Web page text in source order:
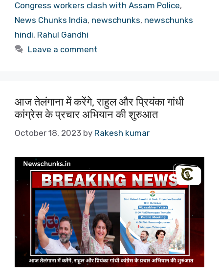
Congress workers clash with Assam Police,
News Chunks India, newschunks, newschunks
hindi, Rahul Gandhi
Leave a comment
आज तेलंगाना में करेंगे, राहुल और प्रियंका गांधी
कांग्रेस के प्रचार अभियान की शुरुआत
October 18, 2023 by Rakesh kumar